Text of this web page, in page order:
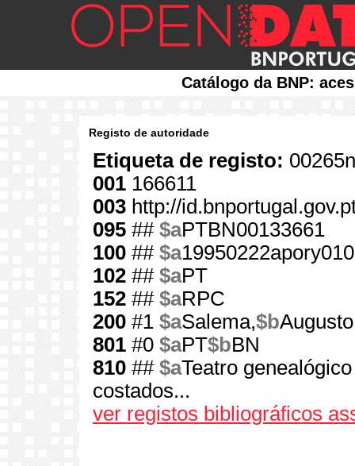
Catálogo da BNP:
Registo de autoridade
Etiqueta de registo:
001 166611
003 http://
095 ## $aPTBN00133661
100 ## $a
102 ## $aPT
152 ## $aRPC
200 #1 $aSalema,$bAugusto
801 #0 $aPT$bBN
810 ## $aTeatro
costados...
ver registos bibliográficos